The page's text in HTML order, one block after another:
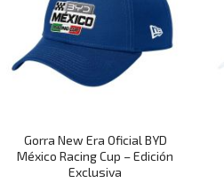
Gorra New Era Oficial BYD
México Racing Cup – Edición
Exclusiva